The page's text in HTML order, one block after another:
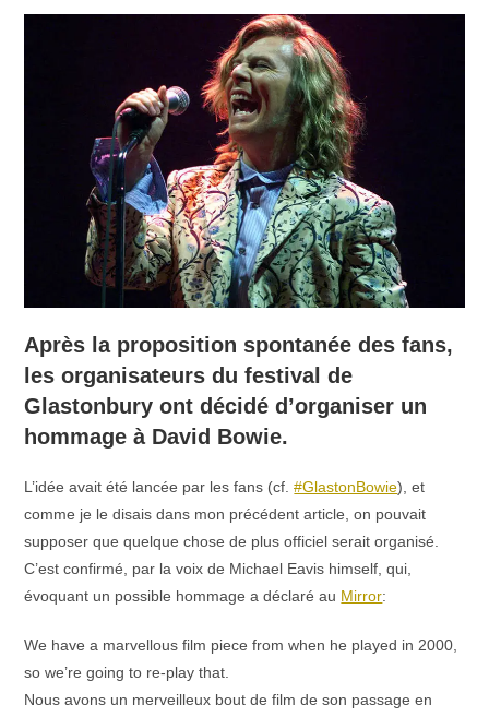
Après la proposition spontanée des fans,
les organisateurs du festival de
Glastonbury ont décidé d’organiser un
hommage à David Bowie.
L’idée avait été lancée par les fans (cf.#GlastonBowie), et
comme je le disais dans mon précédent article, on pouvait
supposer que quelque chose de plus officiel serait organisé.
C’est confirmé, par la voix de Michael Eavis himself, qui,
évoquant un possible hommage a déclaré au Mirror:
We have a marvellous film piece from when he played in 2000,
so we’re going to re-play that.
Nous avons un merveilleux bout de film de son passage en